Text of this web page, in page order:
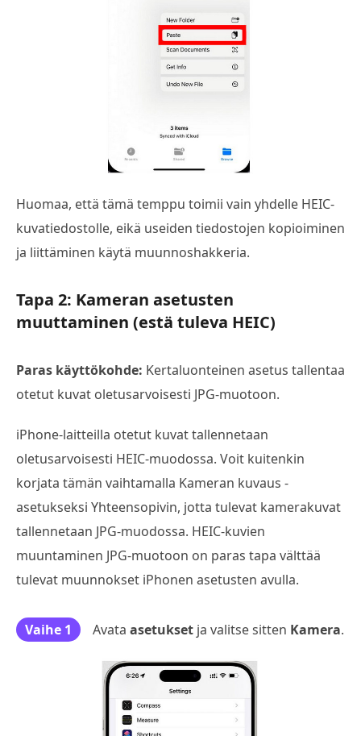
Huomaa, että tämä temppu toimii vain yhdelle HEIC-
kuvatiedostolle, eikä useiden tiedostojen kopioiminen
ja liittäminen käytä muunnoshakkeria.
Tapa 2: Kameran asetusten
muuttaminen (estä tuleva HEIC)
Paras käyttökohde: Kertaluonteinen asetus tallentaa
otetut kuvat oletusarvoisesti JPG-muotoon.
iPhone-laitteilla otetut kuvat tallennetaan
oletusarvoisesti HEIC-muodossa. Voit kuitenkin
korjata tämän vaihtamalla Kameran kuvaus -
asetukseksi Yhteensopivin, jotta tulevat kamerakuvat
tallennetaan JPG-muodossa. HEIC-kuvien
muuntaminen JPG-muotoon on paras tapa välttää
tulevat muunnokset iPhonen asetusten avulla.
Vaihe 1 Avata asetukset ja valitse sitten Kamera.